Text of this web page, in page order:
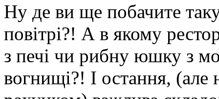
Ну де ви ще побачите
повітрі?! А в якому
з печі чи рибну юшку з
вогнищі?! І остання, (але